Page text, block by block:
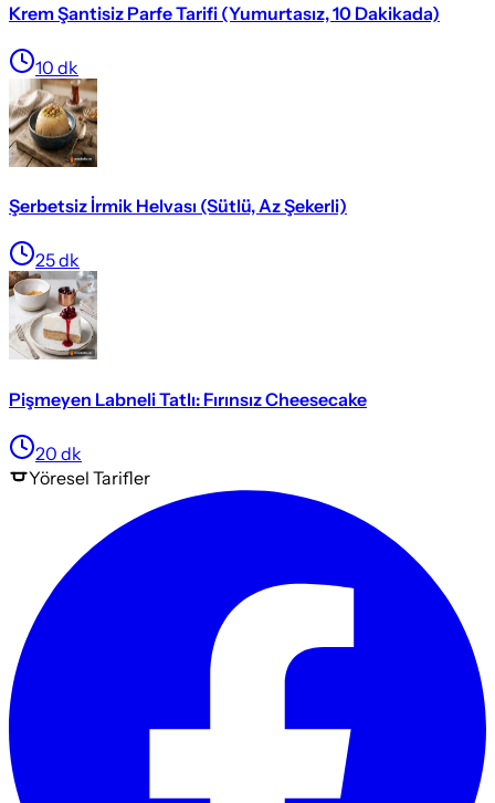
Krem Şantisiz Parfe Tarifi (Yumurtasız, 10 Dakikada)
10 dk
Şerbetsiz İrmik Helvası (Sütlü, Az Şekerli)
25dk
Pişmeyen Labneli Tatlı: Fırınsız Cheesecake
20 dk
Yöresel Tarifler